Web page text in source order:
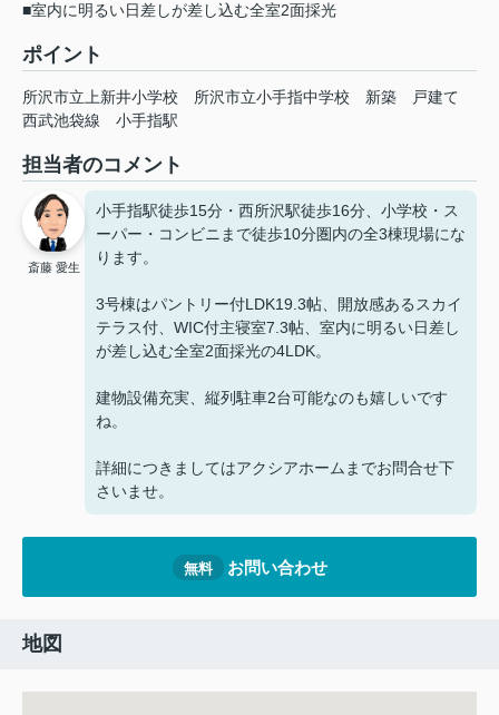
■室内に明るい日差しが差し込む全室2面採光
ポイント
所沢市立上新井小学校 所沢市立小手指中学校 新築
戸建て
西武池袋線
小手指駅
担当者のコメント
斎藤 愛生
小手指駅徒歩15分・西所沢駅徒歩16分、小学校・ス
ーパー・コンビニまで徒歩10分圏内の全3棟現場にな
ります。
3号棟はパントリー付LDK19.3帖、開放感あるスカイ
テラス付、WIC付主寝室7.3帖、室内に明るい日差し
が差し込む全室2面採光の4LDK。
建物設備充実、縦列駐車2台可能なのも嬉しいです
ね。
詳細につきましてはアクシアホームまでお問合せ下
さいませ。
無料 お問い合わせ
地図